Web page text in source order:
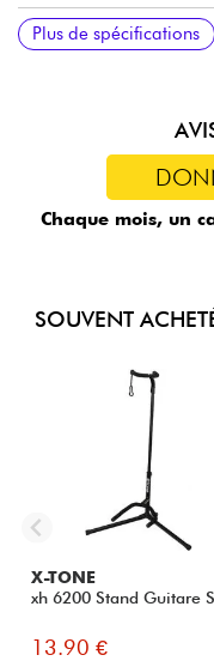
Micros : double-
Humbucker
Contrôles : volume par
micro 3x positions
Chevalet : Epiphone
Cordier : Epiphone
Mécaniques : Epiphone
Finition : brillant
Plus de spécifications
Chaque mois, un
SOUVENT
X-TONE
xh 6200 Stand Guitare
13.90 €